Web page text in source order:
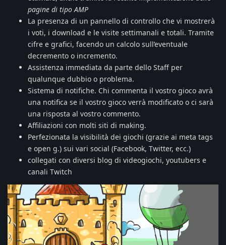
pagine di tipo AMP
La presenza di un pannello di controllo che vi mostrerà
i voti, i download e le visite settimanali e totali. Tramite
cifre e grafici, facendo un calcolo sull’eventuale
decremento o incremento.
Assistenza immediata da parte dello Staff per
qualunque dubbio o problema.
Sistema di notifiche. Chi commenta il vostro gioco avrà
una notifica se il vostro gioco verrà modificato o ci sarà
una risposta al vostro commento.
Affiliazioni con molti siti di making.
Perfezionata la visibilità dei giochi (grazie ai meta tags
e open g.) sui vari social (Facebook, Twitter, ecc.)
collegati con diversi blog di videogiochi, youtubers e
canali Twitch